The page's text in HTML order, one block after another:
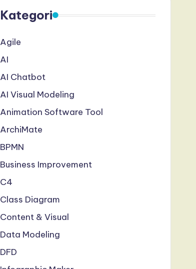
Kategori
Agile
AI
AI Chatbot
AI Visual Modeling
Animation Software Tool
ArchiMate
BPMN
Business Improvement
C4
Class Diagram
Content & Visual
Data Modeling
DFD